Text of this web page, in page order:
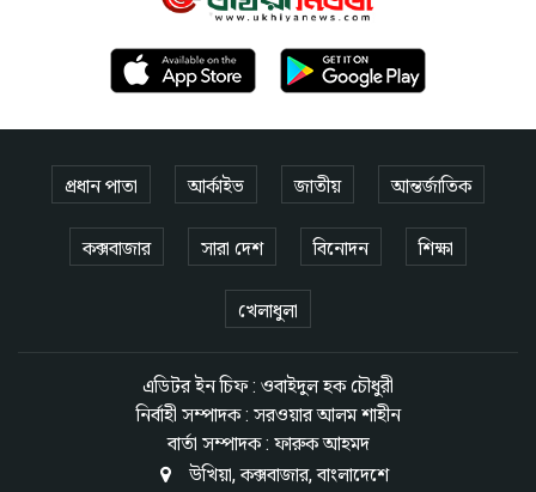
প্রধান পাতা আর্কাইভ জাতীয় আন্তর্জাতিক
কক্সবাজার সারা দেশ বিনোদন শিক্ষা
খেলাধুলা
এডিটর ইন চিফ : ওবাইদুল হক চৌধুরী
নির্বাহী সম্পাদক : সরওয়ার আলম শাহীন
বার্তা সম্পাদক : ফারুক আহমদ
উখিয়া, কক্সবাজার, বাংলাদেশে